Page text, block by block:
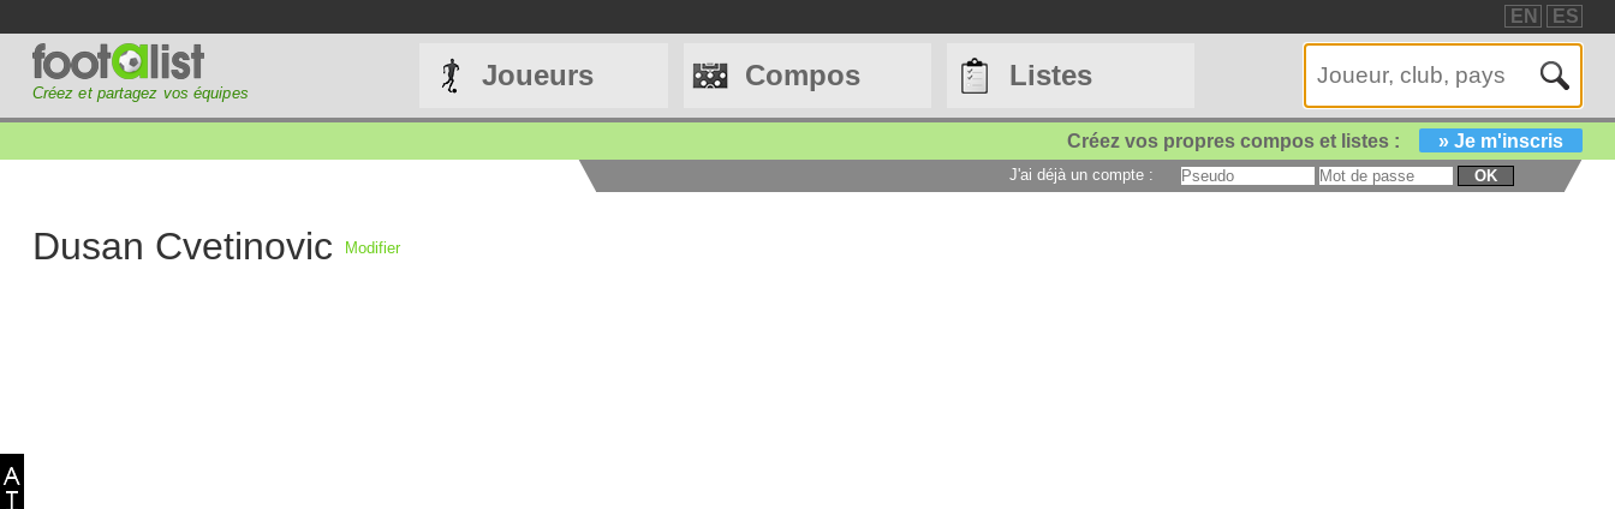
EN ES
Créez et partagez vos équipes
Joueurs Compos Listes
Créez vos propres compos et listes : » Je m'inscris
J'ai déjà un compte : OK
Dusan Cvetinovic Modifier